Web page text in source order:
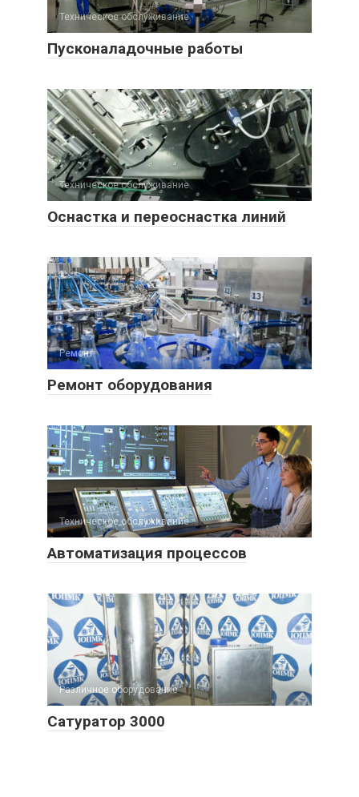
Техническое обслуживание
Пусконаладочные работы
Техническое обслуживание
Оснастка и переоснастка линий
Ремонт
Ремонт оборудования
Техническое обслуживание
Автоматизация процессов
Различное оборудование
Сатуратор 3000